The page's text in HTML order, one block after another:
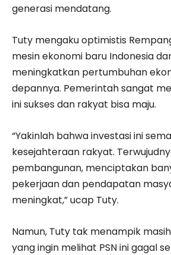
generasi mendatang.
Tuty mengaku optimistis
mesin ekonomi baru Indonesia
meningkatkan pertumbuhan
depannya. Pemerintah sangat
ini sukses dan rakyat bisa maju.
“Yakinlah bahwa investasi ini
kesejahteraan rakyat.
pembangunan, menciptakan
pekerjaan dan pendapatan
meningkat,” ucap Tuty.
Namun, Tuty tak menampik
yang ingin melihat PSN ini gagal